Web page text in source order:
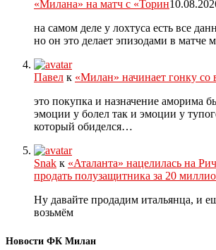
«Милана» на матч с «Торин
на самом деле у лохтуса есть все
но он это делает эпизодами в матче
Павел к «Милан» начинает гонку со
это покупка и назначение аморима
эмоции у болел так и эмоции у
который обиделся…
Snak к «Аталанта» нацелилась на
продать полузащитника за 20
Ну давайте продадим итальянца, и
возьмём
Новости ФК Милан